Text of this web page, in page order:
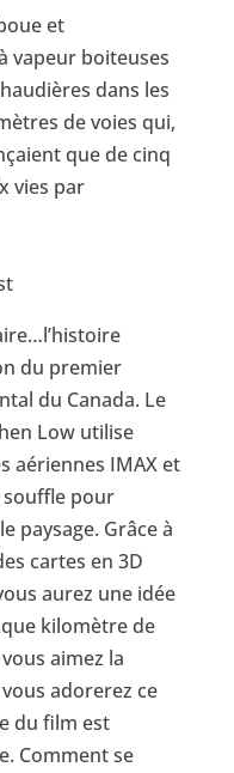
et
vapeur boiteuses
dans les
de voies qui,
que de cinq
vies par
du premier
du Canada. Le
Low utilise
aériennes IMAX et
souffle pour
paysage. Grâce à
cartes en 3D
aurez une idée
kilomètre de
aimez la
adorerez ce
du film est
Comment se